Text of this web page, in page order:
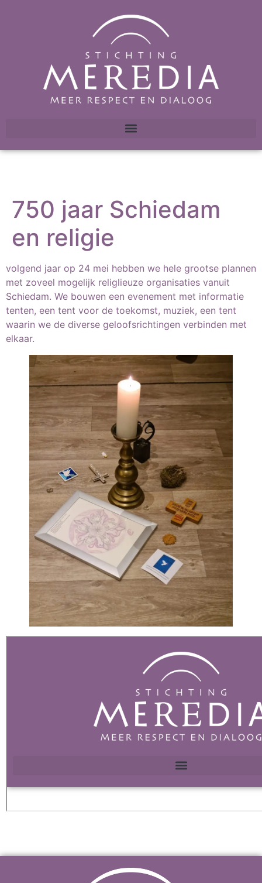
750 jaar Schiedam
en religie
volgend jaar op 24 mei hebben we hele grootse plannen
met zoveel mogelijk religlieuze organisaties vanuit
Schiedam. We bouwen een evenement met informatie
tenten, een tent voor de toekomst, muziek, een tent
waarin we de diverse geloofsrichtingen verbinden met
elkaar.